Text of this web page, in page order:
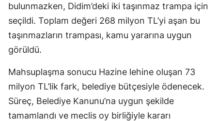
bulunmazken, Didim’deki iki taşınmaz trampa için
seçildi. Toplam değeri 268 milyon TL’yi aşan bu
taşınmazların trampası, kamu yararına uygun
görüldü.
Mahsuplaşma sonucu Hazine lehine oluşan 73
milyon TL’lik fark, belediye bütçesiyle ödenecek.
Süreç, Belediye Kanunu’na uygun şekilde
tamamlandı ve meclis oy birliğiyle kararı